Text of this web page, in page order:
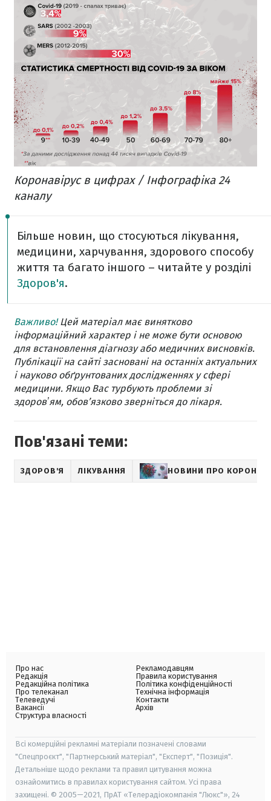
Коронавірус в цифрах / Інфографіка 24
каналу
Більше новин, що стосуються лікування,
медицини, харчування, здорового способу
життя та багато іншого – читайте у розділі
Здоров'я.
Важливо!Цей матеріал має винятково
інформаційний характер і не може бути основою
для встановлення діагнозу або медичних висновків.
Публікації на сайті засновані на останніх актуальних
і науково обґрунтованих дослідженнях у сфері
медицини. Якщо Вас турбують проблеми зі
здоровʼям, обов’язково зверніться до лікаря.
Пов'язані теми:
ЗДОРОВ'Я ЛІКУВАННЯ НОВИНИ ПРО
Про нас
Редакція
Редакційна політика
Про телеканал
Телеведучі
Вакансії
Структура власності
Рекламодавцям
Правила користування
Політика конфіденційності
Технічна інформація
Контакти
Архів
Всі комерційні рекламні матеріали позначені словами
"Спецпроєкт", "Партнерський матеріал", "Експерт", "Позиція".
Детальніше щодо реклами та правил цитування можна
ознайомитись в правилах користування сайтом. Усі права
захищені. © 2005—2021, ПрАТ «Телерадіокомпанія "Люкс"», 24